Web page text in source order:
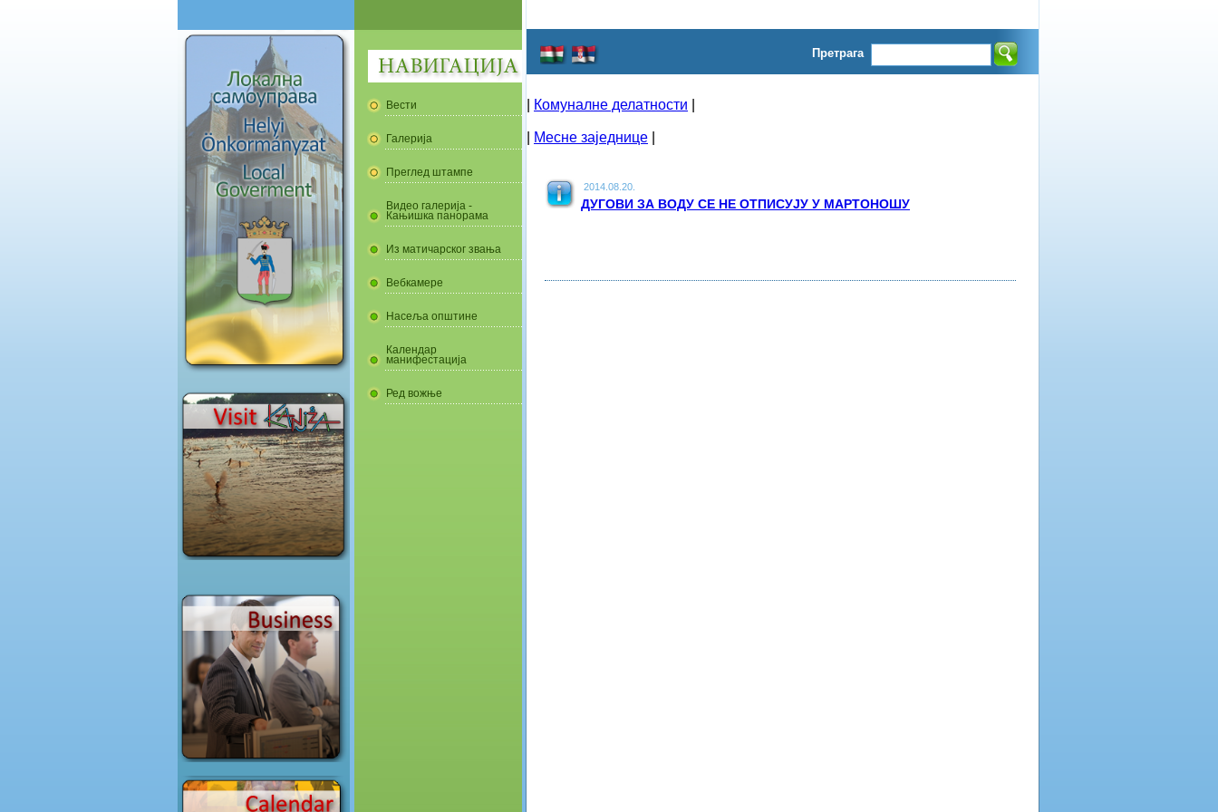
Вести
Галерија
Преглед штампе
Видео галерија -
Кањишка панорама
Из матичарског звања
Вебкамере
Насеља општине
Календар
манифестација
Ред вожње
Претрага
Комуналне делатности
Месне заједнице
2014.08.20.
ДУГОВИ ЗА ВОДУ СЕ НЕ ОТПИСУЈУ У МАРТОНОШУ